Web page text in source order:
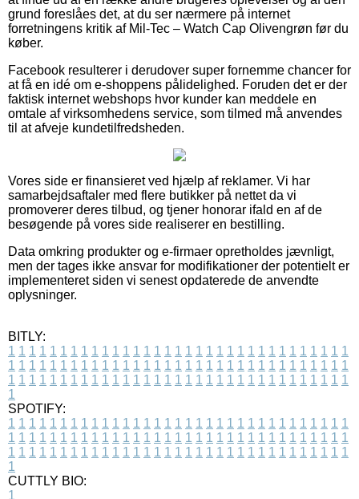
grund foreslåes det, at du ser nærmere på internet
forretningens kritik af Mil-Tec – Watch Cap Olivengrøn før du
køber.
Facebook resulterer i derudover super fornemme chancer for
at få en idé om e-shoppens pålidelighed. Foruden det er der
faktisk internet webshops hvor kunder kan meddele en
omtale af virksomhedens service, som tilmed må anvendes
til at afveje kundetilfredsheden.
Vores side er finansieret ved hjælp af reklamer. Vi har
samarbejdsaftaler med flere butikker på nettet da vi
promoverer deres tilbud, og tjener honorar ifald en af de
besøgende på vores side realiserer en bestilling.
Data omkring produkter og e-firmaer opretholdes jævnligt,
men der tages ikke ansvar for modifikationer der potentielt er
implementeret siden vi senest opdaterede de anvendte
oplysninger.
BITLY:
1 1 1 1 1 1 1 1 1 1 1 1 1 1 1 1 1 1 1 1 1 1 1 1 1 1 1 1 1 1 1 1 1
1 1 1 1 1 1 1 1 1 1 1 1 1 1 1 1 1 1 1 1 1 1 1 1 1 1 1 1 1 1 1 1 1
1 1 1 1 1 1 1 1 1 1 1 1 1 1 1 1 1 1 1 1 1 1 1 1 1 1 1 1 1 1 1 1 1
1
SPOTIFY:
1 1 1 1 1 1 1 1 1 1 1 1 1 1 1 1 1 1 1 1 1 1 1 1 1 1 1 1 1 1 1 1 1
1 1 1 1 1 1 1 1 1 1 1 1 1 1 1 1 1 1 1 1 1 1 1 1 1 1 1 1 1 1 1 1 1
1 1 1 1 1 1 1 1 1 1 1 1 1 1 1 1 1 1 1 1 1 1 1 1 1 1 1 1 1 1 1 1 1
1
CUTTLY BIO:
1